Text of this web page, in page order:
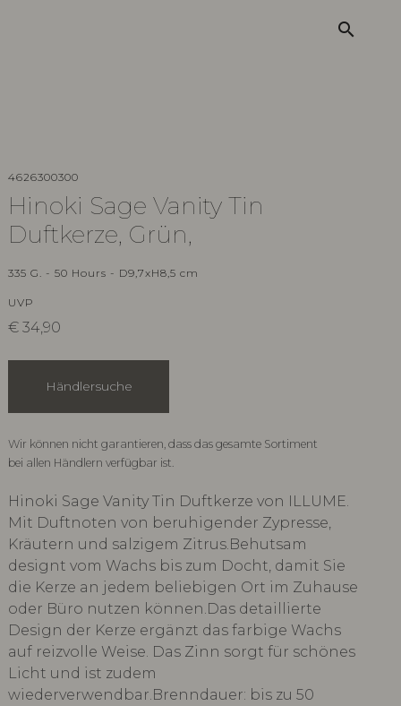
search
4626300300
Hinoki Sage Vanity Tin
Duftkerze, Grün,
335 G. - 50 Hours - D9,7xH8,5 cm
UVP
€ 34,90
Händlersuche
Wir können nicht garantieren, dass das gesamte Sortiment
bei allen Händlern verfügbar ist.
Hinoki Sage Vanity Tin Duftkerze von ILLUME.
Mit Duftnoten von beruhigender Zypresse,
Kräutern und salzigem Zitrus.Behutsam
designt vom Wachs bis zum Docht, damit Sie
die Kerze an jedem beliebigen Ort im Zuhause
oder Büro nutzen können.Das detaillierte
Design der Kerze ergänzt das farbige Wachs
auf reizvolle Weise. Das Zinn sorgt für schönes
Licht und ist zudem
wiederverwendbar.Brenndauer: bis zu 50